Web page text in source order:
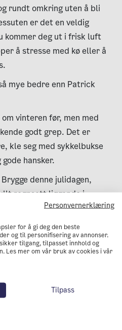
rundt omkring uten å bli
er det en veldig
kommer deg ut i frisk luft
å stresse med kø eller å
mye bedre enn Patrick
vinteren før, men med
godt grep. Det er
kle seg med sykkelbukse
hansker.
denne julidagen,
regnsett liggende i
lært.
av leveransen til
Roastworks, som
en både showroom og
benker og hyller.
sier Patrick fornøyd, og
Personvernerklæring
for å gi deg den beste
og til personifisering av annonser.
tilgang, tilpasset innhold og
Les mer om vår bruk av cookies i vår
Tilpass